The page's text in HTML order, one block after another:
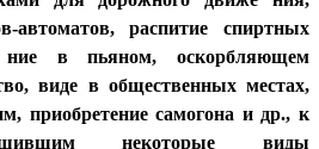
автоматов, распитие спиртных
в пьяном, оскорбляющем
виде в общественных местах,
приобретение самогона и др., к
некоторые виды